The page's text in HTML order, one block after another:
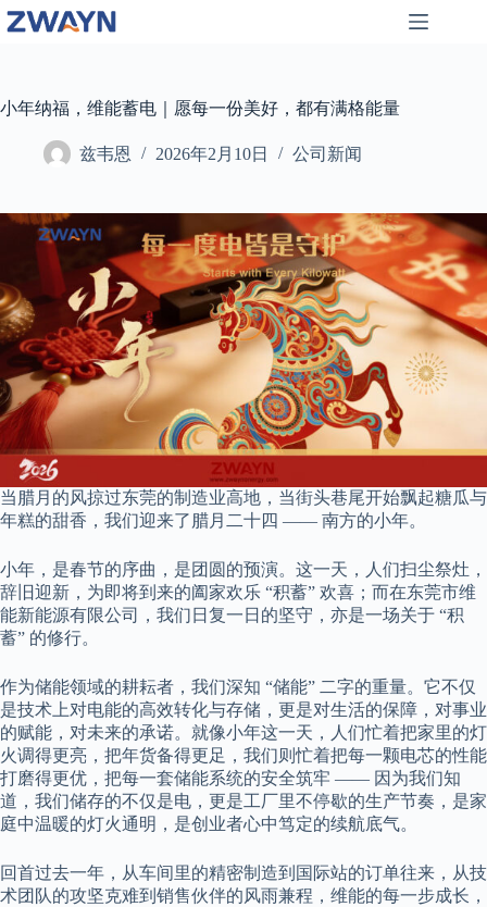
跳
至
小年纳福，维能蓄电｜愿每一份美好，都有满格能量
兹韦恩 2026年2月10日 公司新闻
当腊月的风掠过东莞的制造业高地，当街头巷尾开始飘起糖瓜与
年糕的甜香，我们迎来了腊月二十四 —— 南方的小年。
小年，是春节的序曲，是团圆的预演。这一天，人们扫尘祭灶，
辞旧迎新，为即将到来的阖家欢乐 “积蓄” 欢喜；而在东莞市维
能新能源有限公司，我们日复一日的坚守，亦是一场关于 “积
蓄” 的修行。
作为储能领域的耕耘者，我们深知 “储能” 二字的重量。它不仅
是技术上对电能的高效转化与存储，更是对生活的保障，对事业
的赋能，对未来的承诺。就像小年这一天，人们忙着把家里的灯
火调得更亮，把年货备得更足，我们则忙着把每一颗电芯的性能
打磨得更优，把每一套储能系统的安全筑牢 —— 因为我们知
道，我们储存的不仅是电，更是工厂里不停歇的生产节奏，是家
庭中温暖的灯火通明，是创业者心中笃定的续航底气。
回首过去一年，从车间里的精密制造到国际站的订单往来，从技
术团队的攻坚克难到销售伙伴的风雨兼程，维能的每一步成长，